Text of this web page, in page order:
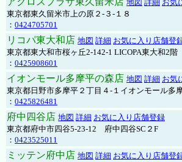
地図 詳細 お気
東京都東久留米市上の原２-３-１８
： 0424705701
リコパ東大和店 地図 詳細 お気に入り店舗登
東京都東大和市桜ヶ丘2-142-1 LICOPA東大和2階
： 0425908601
イオンモール多摩平の森店 地図 詳細 お気
東京都日野市多摩平２丁目４-１イオンモール多
： 0425826481
府中四谷店 地図 詳細 お気に入り店舗登録
東京都府中市四谷5-23-12 府中四谷SC２F
： 0423525011
ミッテン府中店 地図 詳細 お気に入り店舗登